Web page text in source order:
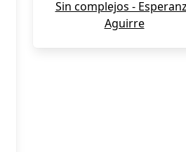
Sin complejos -
Aguirre